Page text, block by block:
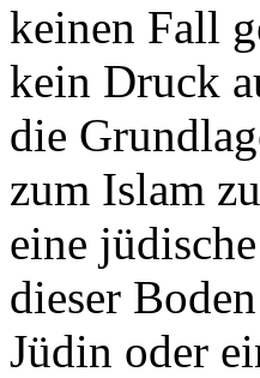
keinen Fall
kein Druck
die
zum Islam
eine
dieser
Jüdin oder